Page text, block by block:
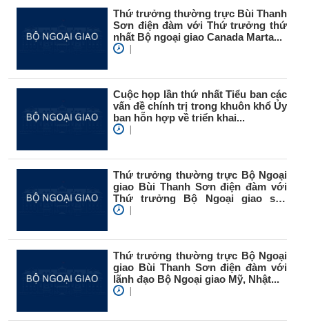
Thứ trưởng thường trực Bùi Thanh
Sơn điện đàm với Thứ trưởng thứ
nhất Bộ ngoại giao Canada Marta...
|
Cuộc họp lần thứ nhất Tiểu ban các
vấn đề chính trị trong khuôn khổ Ủy
ban hỗn hợp về triển khai...
|
Thứ trưởng thường trực Bộ Ngoại
giao Bùi Thanh Sơn điện đàm với
Thứ trưởng Bộ Ngoại giao sáu
nước
|
Thứ trưởng thường trực Bộ Ngoại
giao Bùi Thanh Sơn điện đàm với
lãnh đạo Bộ Ngoại giao Mỹ, Nhật...
|